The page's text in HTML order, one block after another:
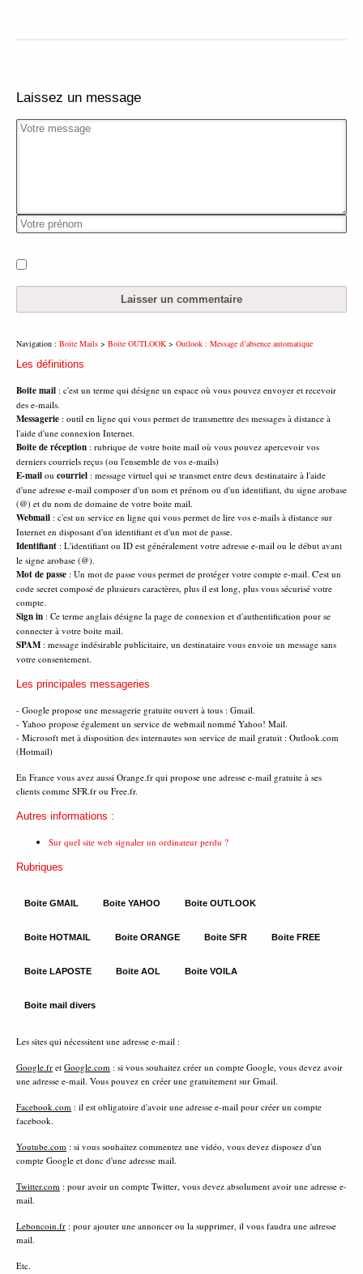
Laissez un message
Navigation : Boite Mails > Boite OUTLOOK > Outlook : Message d’absence automatique
Les définitions
Boite mail : c'est un terme qui désigne un espace où vous pouvez envoyer et recevoir
des e-mails.
Messagerie : outil en ligne qui vous permet de transmettre des messages à distance à
l'aide d'une connexion Internet.
Boite de réception : rubrique de votre boite mail où vous pouvez apercevoir vos
derniers courriels reçus (ou l'ensemble de vos e-mails)
E-mail ou courriel : message virtuel qui se transmet entre deux destinataire à l'aide
d'une adresse e-mail composer d'un nom et prénom ou d'un identifiant, du signe arobase
(@) et du nom de domaine de votre boite mail.
Webmail : c'est un service en ligne qui vous permet de lire vos e-mails à distance sur
Internet en disposant d'un identifiant et d'un mot de passe.
Identifiant : L'identifiant ou ID est généralement votre adresse e-mail ou le début avant
le signe arobase (@).
Mot de passe : Un mot de passe vous permet de protéger votre compte e-mail. C'est un
code secret composé de plusieurs caractères, plus il est long, plus vous sécurisé votre
compte.
Sign in : Ce terme anglais désigne la page de connexion et d'authentification pour se
connecter à votre boite mail.
SPAM : message indésirable publicitaire, un destinataire vous envoie un message sans
votre consentement.
Les principales messageries
- Google propose une messagerie gratuite ouvert à tous : Gmail.
- Yahoo propose également un service de webmail nommé Yahoo! Mail.
- Microsoft met à disposition des internautes son service de mail gratuit : Outlook.com
(Hotmail)
En France vous avez aussi Orange.fr qui propose une adresse e-mail gratuite à ses
clients comme SFR.fr ou Free.fr.
Autres informations :
Sur quel site web signaler un ordinateur perdu ?
Rubriques
Boite GMAIL Boite YAHOO Boite OUTLOOK
Boite HOTMAIL Boite ORANGE Boite SFR Boite FREE
Boite LAPOSTE Boite AOL Boite VOILA
Boite mail divers
Les sites qui nécessitent une adresse e-mail :
Google.fr et Google.com : si vous souhaitez créer un compte Google, vous devez avoir
une adresse e-mail. Vous pouvez en créer une gratuitement sur Gmail.
Facebook.com : il est obligatoire d'avoir une adresse e-mail pour créer un compte
facebook.
Youtube.com : si vous souhaitez commentez une vidéo, vous devez disposez d'un
compte Google et donc d'une adresse mail.
Twitter.com : pour avoir un compte Twitter, vous devez absolument avoir une adresse e-
mail.
Leboncoin.fr : pour ajouter une annoncer ou la supprimer, il vous faudra une adresse
mail.
Etc.